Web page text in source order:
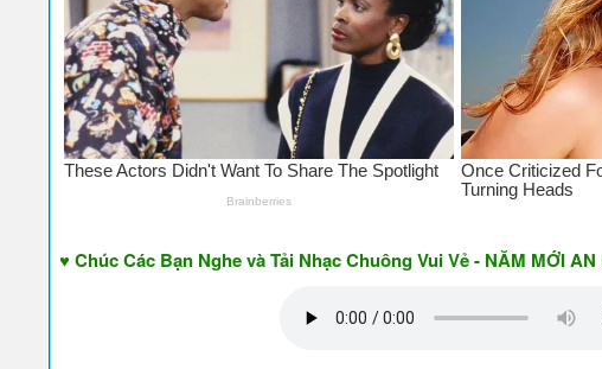
♥ Chúc Các Bạn Nghe và Tải Nhạc Chuông Vui Vẻ - NĂM MỚI AN